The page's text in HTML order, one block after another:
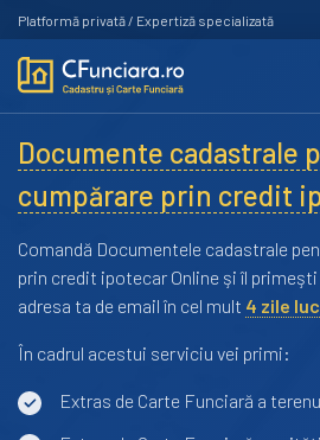
Platformă privată / Expertiză specializată
Documente cadastrale
cumpărare prin credit
Comandă Documentele cadastrale
prin credit ipotecar Online şi îl
adresa ta de email în cel mult 4 zile
În cadrul acestui serviciu vei primi:
Extras de Carte Funciară a